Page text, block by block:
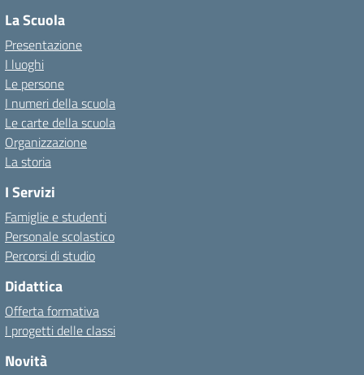
La Scuola
Presentazione
I luoghi
Le persone
I numeri della scuola
Le carte della scuola
Organizzazione
La storia
I Servizi
Famiglie e studenti
Personale scolastico
Percorsi di studio
Didattica
Offerta formativa
I progetti delle classi
Novità